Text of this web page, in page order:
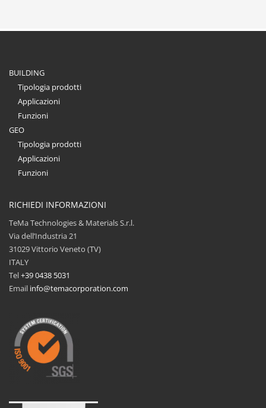
BUILDING
Tipologia prodotti
Applicazioni
Funzioni
GEO
Tipologia prodotti
Applicazioni
Funzioni
RICHIEDI INFORMAZIONI
TeMa Technologies & Materials S.r.l.
Via dell’Industria 21
31029 Vittorio Veneto (TV)
ITALY
Tel+39 0438 5031
Email info@temacorporation.com